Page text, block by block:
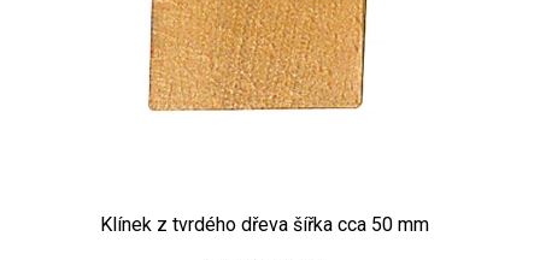
Klínek z tvrdého dřeva šířka cca 50 mm